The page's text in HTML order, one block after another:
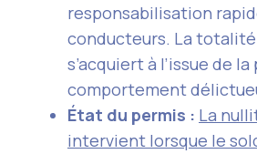
responsabilisation
conducteurs. La totalité
s’acquiert à l’issue de
comportement
État du permis : La
intervient lorsque le